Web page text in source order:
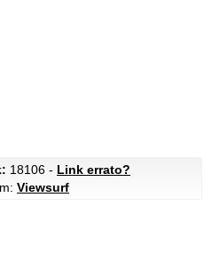
18106 - Link errato?
Viewsurf